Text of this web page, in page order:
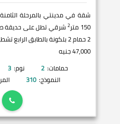
شقة في مدينتي بالمرحلة
150 متر
2
2 حمام 2 بلكونة بالطابق
47,000 جنيه
حمامات: 2 نوم: 3
النموذج: 310